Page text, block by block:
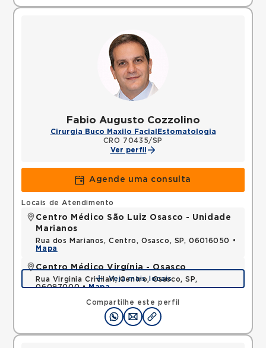
Fabio Augusto Cozzolino
Cirurgia Buco Maxilo Facial Estomatologia
CRO 70435/SP
Ver perfil
Agende uma consulta
Compartilhe este perfil
Locais de Atendimento
Centro Médico São Luiz Osasco - Unidade
Marianos
Rua dos Marianos, Centro, Osasco, SP, 06016050 •
Mapa
Centro Médico Virgínia - Osasco
Rua Virginia Crivilari, Centro, Osasco, SP,
06097000 •Mapa
Veja mais locais